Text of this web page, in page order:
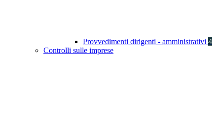
Provvedimenti dirigenti - amministrativi 4
Controlli sulle imprese